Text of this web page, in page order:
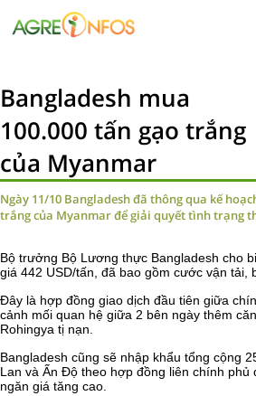
Bangladesh mua
100.000 tấn gạo trắng
của Myanmar
Ngày 11/10 Bangladesh đã thông qua kế
trắng của Myanmar để giải quyết tình trạng
Bộ trưởng Bộ Lương thực Bangladesh cho
giá 442 USD/tấn, đã bao gồm cước vận tải,
Đây là hợp đồng giao dịch đầu tiên giữa
cảnh mối quan hệ giữa 2 bên ngày thêm
Rohingya tị nạn.
Bangladesh cũng sẽ nhập khẩu tổng cộng
Lan và Ấn Độ theo hợp đồng liên chính phủ
ngăn giá tăng cao.